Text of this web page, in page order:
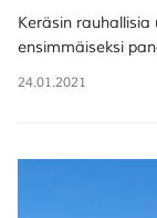
Keräsin
ensimmäiseksi
24.01.2021